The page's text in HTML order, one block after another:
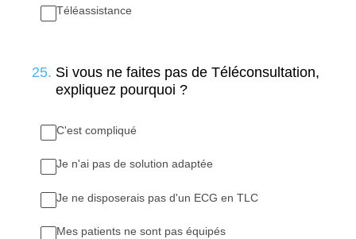
Téléassistance
25. Si vous ne faites pas de Téléconsultation,
expliquez pourquoi ?
C'est compliqué
Je n'ai pas de solution adaptée
Je ne disposerais pas d'un ECG en TLC
Mes patients ne sont pas équipés